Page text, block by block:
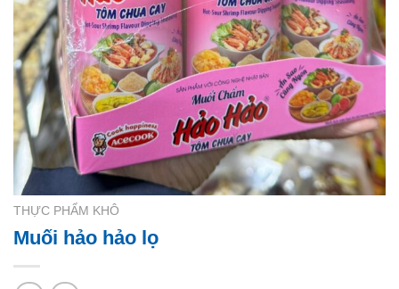
THỰC PHẨM KHÔ
Muối hảo hảo lọ